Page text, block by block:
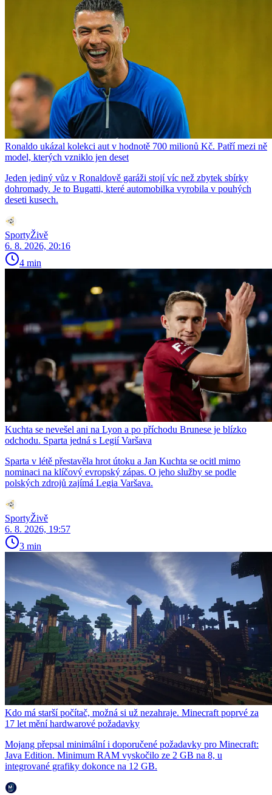
Ronaldo ukázal kolekci aut v hodnotě 700 milionů Kč. Patří mezi ně
model, kterých vzniklo jen deset
Jeden jediný vůz v Ronaldově garáži stojí víc než zbytek sbírky
dohromady. Je to Bugatti, které automobilka vyrobila v pouhých
deseti kusech.
SportyŽivě
6. 8. 2026, 20:16
4 min
Kuchta se nevešel ani na Lyon a po příchodu Brunese je blízko
odchodu. Sparta jedná s Legií Varšava
Sparta v létě přestavěla hrot útoku a Jan Kuchta se ocitl mimo
nominaci na klíčový evropský zápas. O jeho služby se podle
polských zdrojů zajímá Legia Varšava.
SportyŽivě
6. 8. 2026, 19:57
3 min
Kdo má starší počítač, možná si už nezahraje. Minecraft poprvé za
17 let mění hardwarové požadavky
Mojang přepsal minimální i doporučené požadavky pro Minecraft:
Java Edition. Minimum RAM vyskočilo ze 2 GB na 8, u
integrované grafiky dokonce na 12 GB.